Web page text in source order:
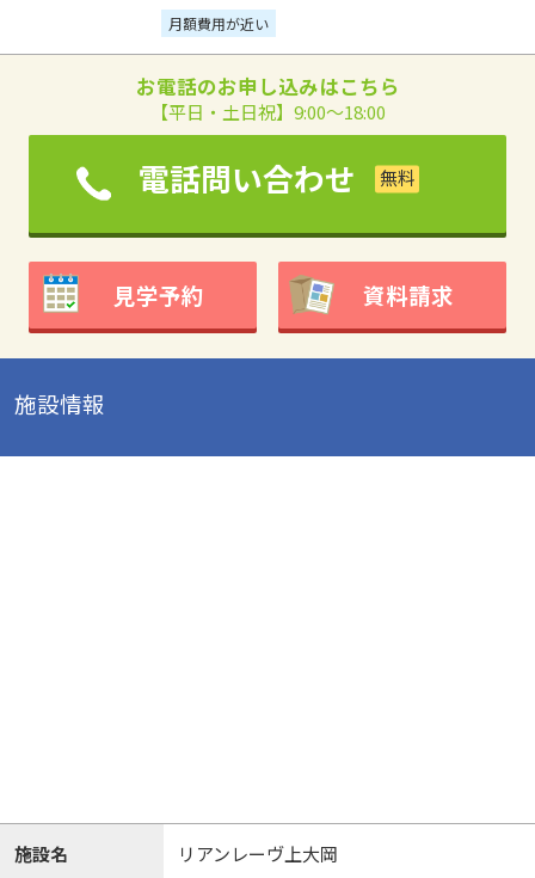
月額費用が近い
お電話のお申し込みはこちら
【平日・土日祝】9:00～18:00
電話問い合わせ
見学予約 資料請求
施設情報
施設名 リアンレーヴ上大岡